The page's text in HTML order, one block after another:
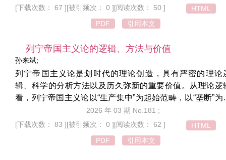
思想武器，也为我们科学分析20世纪以来全球政治经济格
的演变和美国霸权的实质奠定了坚实的理论基础。在百年
局加速演进和国际形势变乱交织的当下，经济金融化、数
层出不穷，列宁帝国主义论依然焕发着真理的光辉。面对
形势下资本主义的新现象、新特征、新手段，如何运用列
帝国主义论这一思想武器深刻剖析帝国主义的本质与霸权
辑？如何看待美国的霸权、霸凌、霸道对世界格局和国际
序的影响？围绕上述问题，本刊特邀请中央党史和文献研
院副院长季正聚研究员，就相关问题进行深入解读。
[下载次数： 67 ][被引频次： 0 ][阅读次数： 50 ]
HTML
PDF
引用本文
列宁帝国主义论的逻辑、方法与价值
孙来斌;
列宁帝国主义论是划时代的理论创造，具有严密的理论
辑、科学的分析方法以及历久弥新的重要价值。从理论逻
看，列宁帝国主义论以“生产集中”为起始范畴，以“垄断”为
心范畴，通过对五大基本特征的全面考察，揭示了帝国主
的本质规定与发展趋势。从分析方法看，列宁坚持唯物辩
法，实现了数据分析与科学定性、现象考察与本质揭示、
论批判与理论建构、通俗论述与严谨论证的有机统一，体
2026 年 03 期 No.181 ;
[下载次数： 83 ][被引频次： 0 ][阅读次数： 62 ]
HTML
PDF
引用本文